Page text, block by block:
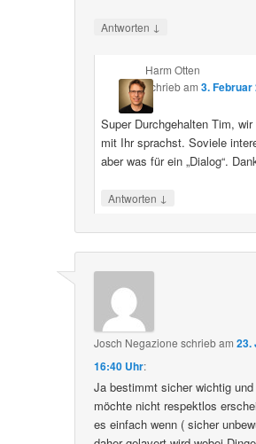
Antworten ↓
Harm Otten
schriebam 3. Februar
Super Durchgehalten Tim,
mit Ihr sprachst. Soviele
aber was für ein „Dialog“.
Antworten ↓
Josch Negazione schriebam23.
16:40 Uhr:
Ja bestimmt sicher wichtig
möchte nicht respektlos
es einfach wenn ( sicher